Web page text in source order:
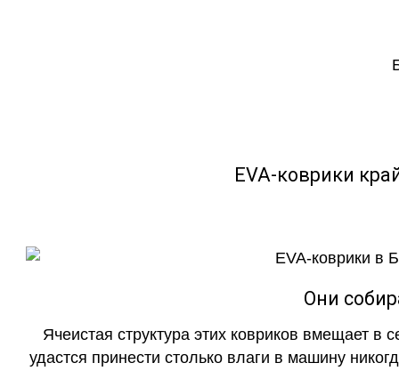
EVA-коврики
Они
Ячеистая структура этих ковриков вмещает в
удастся принести столько влаги в машину